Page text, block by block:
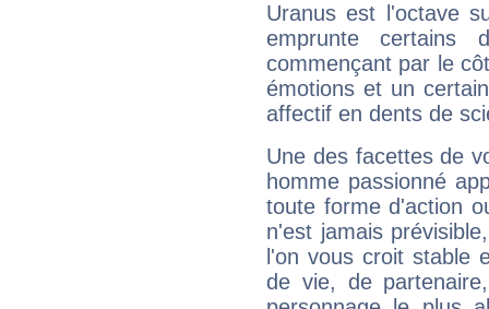
Uranus est l'octave
emprunte
commençant par le
émotions et un
affectif en dents de
Une des facettes de
homme passionné
toute forme d'action
n'est jamais
l'on vous croit stable
de vie, de